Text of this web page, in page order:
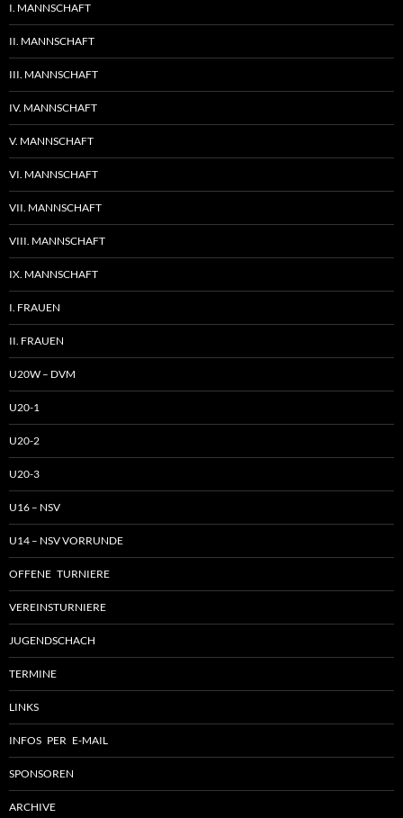
I. MANNSCHAFT
II. MANNSCHAFT
III. MANNSCHAFT
IV. MANNSCHAFT
V. MANNSCHAFT
VI. MANNSCHAFT
VII. MANNSCHAFT
VIII. MANNSCHAFT
IX. MANNSCHAFT
I. FRAUEN
II. FRAUEN
U20W – DVM
U20-1
U20-2
U20-3
U16 – NSV
U14 – NSV VORRUNDE
OFFENE TURNIERE
VEREINSTURNIERE
JUGENDSCHACH
TERMINE
LINKS
INFOS PER E-MAIL
SPONSOREN
ARCHIVE